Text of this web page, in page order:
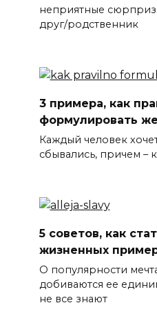
неприятные
друг/родственник
3 примера, как
формулировать
Каждый человек
сбывались, причем –
5 советов, как
жизненных
О популярности
добиваются ее
не все знают